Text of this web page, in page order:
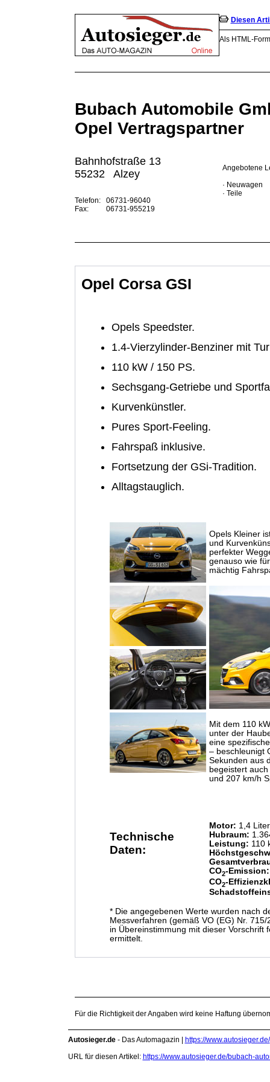
Diesen
Als HTML-
Bubach Automobile
Opel Vertragspartner
Bahnhofstraße 13
55232 Alzey
Telefon:06731-96040
Fax:
06731-955219
Angebotene
· Neuwagen
· Teile
Opel Corsa GSI
Opels Speedster.
1.4-Vierzylinder-Benziner mit
110 kW / 150 PS.
Sechsgang-Getriebe und
Kurvenkünstler.
Pures Sport-Feeling.
Fahrspaß inklusive.
Fortsetzung der GSi-Tradition.
Alltagstauglich.
Opels Kleiner
und
perfekter
genauso wie
mächtig
Mit dem 110
unter der
eine
– beschleunigt
Sekunden aus
begeistert
und 207 km/h
Technische
Daten:
Motor: 1,4
Hubraum:
Leistung: 110
CO2-Emission:
CO2-
* Die angegebenen Werte wurden nach
Messverfahren (gemäß VO (EG) Nr.
in Übereinstimmung mit dieser Vorschrift
ermittelt.
Für die Richtigkeit der Angaben wird keine Haftung
Autosieger.de- Das Automagazin |
https://www.autosieger.de/
URL für diesen Artikel: https://www.autosieger.de/bubach-